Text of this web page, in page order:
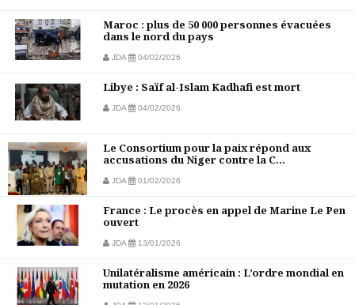
Maroc : plus de 50 000 personnes évacuées
dans le nord du pays
JDA 04/02/2026
Libye : Saïf al-Islam Kadhafi est mort
JDA 04/02/2026
Le Consortium pour la paix répond aux
accusations du Niger contre la C...
JDA 01/02/2026
France : Le procès en appel de Marine Le Pen
ouvert
JDA 13/01/2026
Unilatéralisme américain : L’ordre mondial en
mutation en 2026